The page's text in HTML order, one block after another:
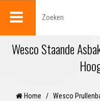
Wesco Staande
Home / Wesco